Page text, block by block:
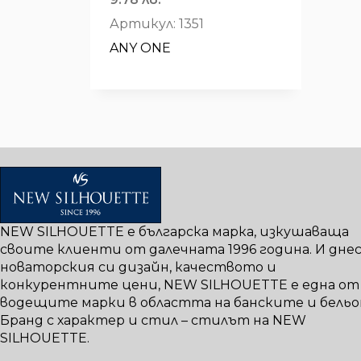
цена
е:
5.00€
Артикул: 1351
ANY ONE
NEW SILHOUETTE е българска марка, изкушаваща
своите клиенти от далечната 1996 година. И
новаторския си дизайн, качеството и
конкурентните цени, NEW SILHOUETTE е една от
водещите марки в областта на банските и
Бранд с характер и стил – стилът на NEW
SILHOUETTE.